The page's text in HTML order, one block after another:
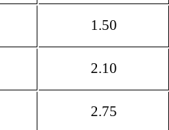
1.50
2.10
2.75